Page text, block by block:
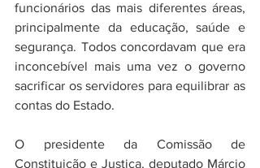
funcionários das mais diferentes áreas,
principalmente da educação, saúde e
segurança. Todos concordavam que era
inconcebível mais uma vez o governo
sacrificar os servidores para equilibrar as
contas do Estado.
O presidente da Comissão de
Constituição e Justiça, deputado Márcio